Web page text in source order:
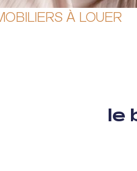
À LOUER
le